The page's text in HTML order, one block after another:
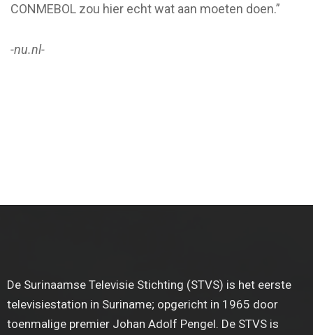
CONMEBOL zou hier echt wat aan moeten doen.”
-nu.nl-
De Surinaamse Televisie Stichting (STVS) is het eerste
televisiestation in Suriname; opgericht in 1965 door
toenmalige premier Johan Adolf Pengel. De STVS is